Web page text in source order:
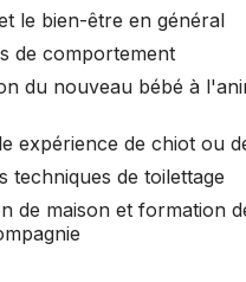
le bien-être en général
de comportement
du nouveau bébé à
expérience de chiot ou
techniques de toilettage
de maison et formation